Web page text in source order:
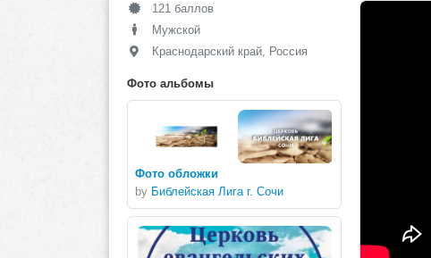
121 баллов
Мужской
Краснодарский край, Россия
Фото альбомы
Фото обложки
by Библейская Лига г. Сочи